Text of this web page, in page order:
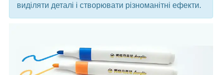
виділяти деталі і створювати різноманітні ефекти.